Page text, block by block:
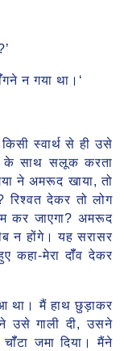
न गया था।‘
स्वार्थ से ही उसे
के साथ सलूक करता
ने अमरूद खाया, तो
देकर तो लोग
कर जाएगा? अमरूद
न होंगे। यह सरासर
कहा-मेरा दॉँव देकर
था। मैं हाथ छुड़ाकर
उसे गाली दी, उसने
जमा दिया। मैंने